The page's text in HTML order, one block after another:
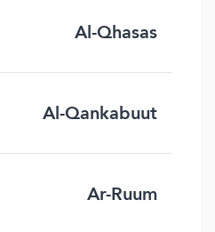
Al-Qhasas
Al-Qankabuut
Ar-Ruum